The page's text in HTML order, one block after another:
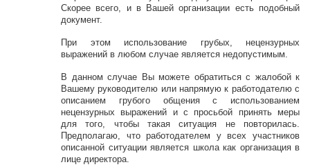
Скорее всего, и в Вашей организации есть подобный
документ.
При этом использование грубых, нецензурных
выражений в любом случае является недопустимым.
В данном случае Вы можете обратиться с жалобой к
Вашему руководителю или напрямую к работодателю с
описанием грубого общения с использованием
нецензурных выражений и с просьбой принять меры
для того, чтобы такая ситуация не повторилась.
Предполагаю, что работодателем у всех участников
описанной ситуации является школа как организация в
лице директора.